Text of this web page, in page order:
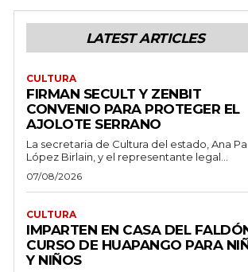
LATEST ARTICLES
CULTURA
FIRMAN SECULT Y ZENBIT
CONVENIO PARA PROTEGER EL
AJOLOTE SERRANO
La secretaria de Cultura del estado, Ana
López Birlain, y el representante legal...
07/08/2026
CULTURA
IMPARTEN EN CASA DEL
CURSO DE HUAPANGO PARA
Y NIÑOS